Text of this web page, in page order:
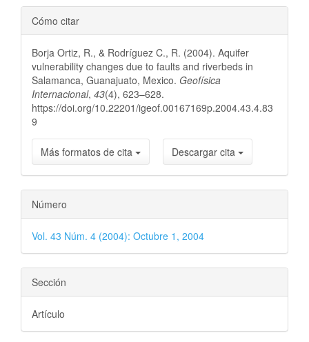
Detalles
del
artículo
Cómo citar
Borja Ortiz, R., & Rodríguez C., R. (2004). Aquifer
vulnerability changes due to faults and riverbeds in
Salamanca, Guanajuato, Mexico. Geofísica
Internacional, 43(4), 623–628.
https://doi.org/10.22201/igeof.00167169p.2004.43.4.83
9
Más formatos de cita Descargar cita
Número
Vol. 43 Núm. 4 (2004): Octubre 1, 2004
Sección
Artículo